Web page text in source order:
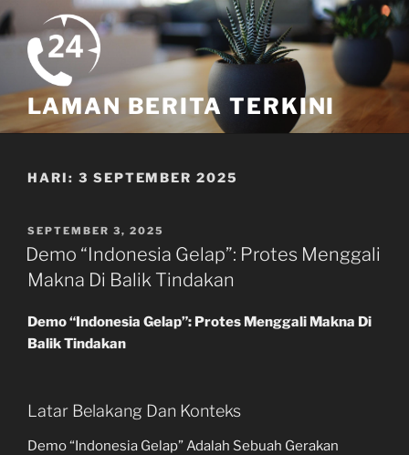
Skip
to
content
LAMAN BERITA TERKINI
HARI: 3 SEPTEMBER 2025
POSTED
ON
SEPTEMBER 3, 2025
Demo “Indonesia Gelap”: Protes Menggali
Makna Di Balik Tindakan
Demo “Indonesia Gelap”: Protes Menggali Makna Di
Balik Tindakan
Latar Belakang Dan Konteks
Demo “Indonesia Gelap” Adalah Sebuah Gerakan